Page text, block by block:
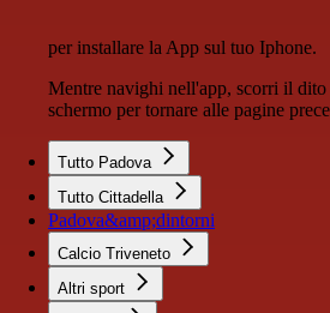
per installare la App sul tuo Iphone.
Mentre navighi nell'app, scorri il dito
schermo per tornare alle pagine
Tutto Padova
Tutto Cittadella
Padova&amp;dintorni
Calcio Triveneto
Altri sport